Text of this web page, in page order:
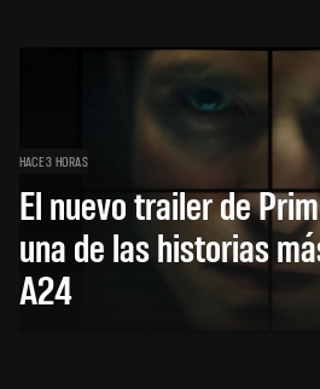
HACE 3 HORAS
El nuevo trailer de
una de las historias
A24